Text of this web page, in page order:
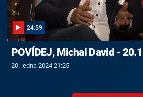
24:59
POVÍDEJ, Michal David -
20. ledna 2024 21:25